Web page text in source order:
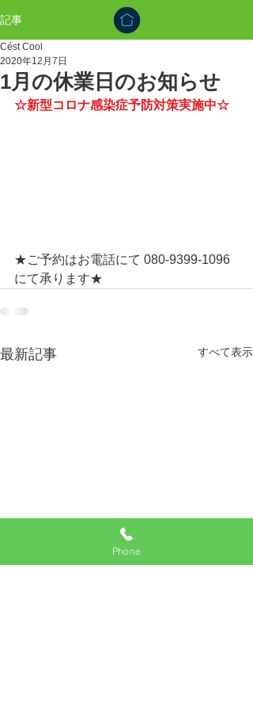
記事
1月の休業日のお知らせ
Cést Cool
2020年12月7日
☆新型コロナ感染症予防対策実施中☆
★ご予約はお電話にて 080-9399-1096
にて承ります★
最新記事 すべて表示
Phone